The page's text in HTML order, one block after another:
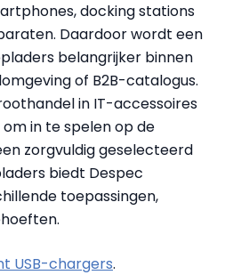
docking stations
Daardoor wordt een
belangrijker binnen
of B2B-catalogus.
in IT-accessoires
in te spelen op de
zorgvuldig geselecteerd
biedt Despec
toepassingen,
USB-chargers.